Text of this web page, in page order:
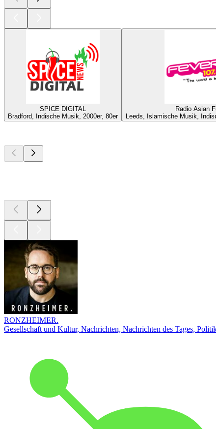
SPICE DIGITAL
Bradford, Indische Musik, 2000er, 80er
Radio Asian
Leeds, Islamische Musik,
RONZHEIMER.
Gesellschaft und Kultur, Nachrichten, Nachrichten des Tages, Politik